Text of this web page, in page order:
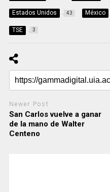
Estados Unidos 43 México
TSE 3
Newer Post
San Carlos vuelve a ganar
de la mano de Walter
Centeno